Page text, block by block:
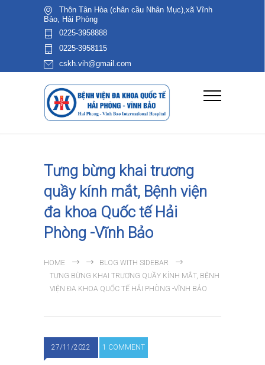
Thôn Tân Hòa (chân cầu Nhân Mục),xã Vĩnh
Bảo, Hải Phòng
0225-3958888
0225-3958115
cskh.vih@gmail.com
Tưng bừng khai trương
quầy kính mắt, Bệnh viện
đa khoa Quốc tế Hải
Phòng -Vĩnh Bảo
HOME
BLOG WITH SIDEBAR
TƯNG BỪNG KHAI TRƯƠNG QUẦY KÍNH MẮT, BỆNH
VIỆN ĐA KHOA QUỐC TẾ HẢI PHÒNG -VĨNH BẢO
27/11/2022 1 COMMENT